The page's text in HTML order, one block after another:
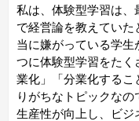
私は、体験型学習は
で経営論を教えてい
当に嫌がっている学
つに体験型学習をた
業化」「分業化する
りがちなトピックな
生産性が向上し、ビ